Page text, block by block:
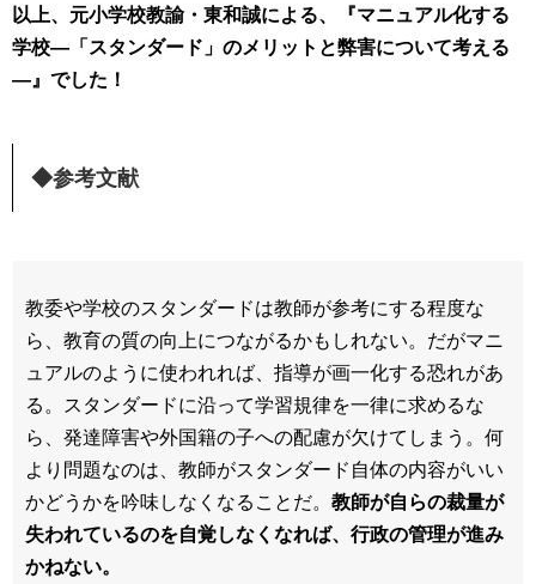
以上、元小学校教諭・東和誠による、『マニュアル化する
学校―「スタンダード」のメリットと弊害について考える
―』でした！
◆参考文献
教委や学校のスタンダードは教師が参考にする程度な
ら、教育の質の向上につながるかもしれない。だがマニ
ュアルのように使われれば、指導が画一化する恐れがあ
る。スタンダードに沿って学習規律を一律に求めるな
ら、発達障害や外国籍の子への配慮が欠けてしまう。何
より問題なのは、教師がスタンダード自体の内容がいい
かどうかを吟味しなくなることだ。 教師が自らの裁量が
失われているのを自覚しなくなれば、行政の管理が進み
かねない。